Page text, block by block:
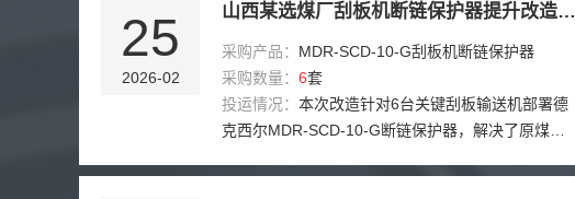
25
2026-02
山西某选煤厂刮板机断链保护器提升改造项目
采购产品： MDR-SCD-10-G刮板机断链保护器
采购数量： 6套
投运情况： 本次改造针对6台关键刮板输送机部署德
克西尔MDR-SCD-10-G断链保护器，解决了原煤入